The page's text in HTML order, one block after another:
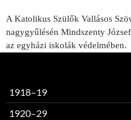
A Katolikus Szülők Vallásos
nagygyűlésén Mindszenty
az egyházi iskolák védelmében.
1918–19
1920–29